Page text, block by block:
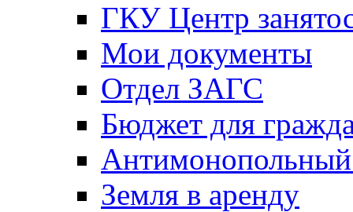
ГКУ Центр
Мои документы
Отдел ЗАГС
Бюджет для
Антимонопольный
Земля в аренду